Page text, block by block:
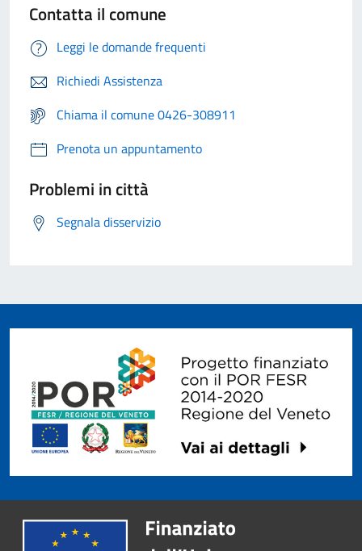
Contatta il comune
Leggi le domande frequenti
Richiedi Assistenza
Chiama il comune 0426-308911
Prenota un appuntamento
Problemi in città
Segnala disservizio